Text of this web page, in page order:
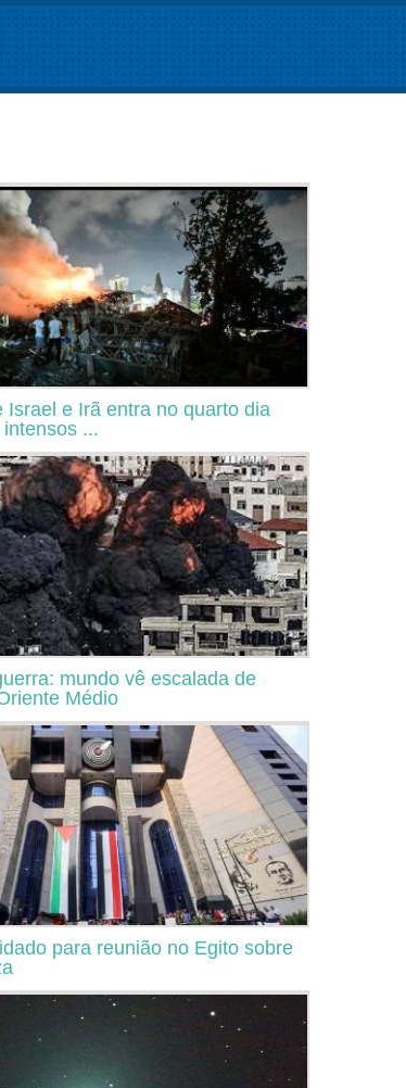
Israel e Irã entra no quarto dia
...
mundo vê escalada de
Médio
para reunião no Egito sobre